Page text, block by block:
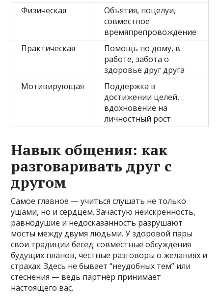
Физическая
Объятия, поцелуи,
совместное
времяпрепровождение
Практическая
Помощь по дому, в
работе, забота о
здоровье друг друга
Мотивирующая
Поддержка в
достижении целей,
вдохновение на
личностный рост
Навык общения: как
разговаривать друг с
другом
Самое главное — учиться слушать не только
ушами, но и сердцем. Зачастую неискренность,
равнодушие и недосказанность разрушают
мосты между двумя людьми. У здоровой пары
свои традиции бесед: совместные обсуждения
будущих планов, честные разговоры о желаниях и
страхах. Здесь не бывает “неудобных тем” или
стеснения — ведь партнёр принимает
настоящего вас.